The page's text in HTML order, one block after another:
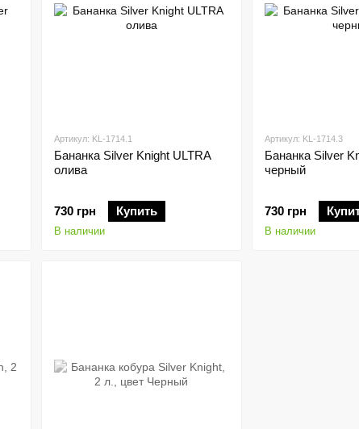
Артикул: KL-1714.1
Бананка Silver Knight ULTRA
олива
730 грн Купить
В наличии
Артикул: KL-1714.3
Бананка Silver
черный
730 грн
В наличии